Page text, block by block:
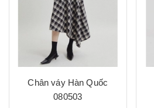
Chân váy Hàn Quốc
080503